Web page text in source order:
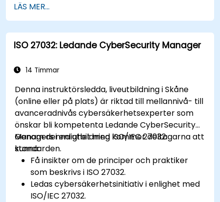
Identifiera och bedöm risker systematiskt.
Tillämpa riskhanteringsstrategier och
övervakningstekniker.
Kommunicera och rapportera risker på ett
LÄS MER...
ISO 27032: Ledande CyberSecurity Manager
14 Timmar
Denna instruktörsledda, liveutbildning i Skåne
(online eller på plats) är riktad till mellannivå- till
avanceradnivås cybersäkerhetsexperter som
önskar bli kompetenta Ledande CyberSecurity
Managers i enlighet med ISO/IEC 27032
standarden.
Genom denna utbildning kommer deltagarna att
kunna:
Få insikter om de principer och praktiker
som beskrivs i ISO 27032.
Ledas cybersäkerhetsinitiativ i enlighet med
ISO/IEC 27032.